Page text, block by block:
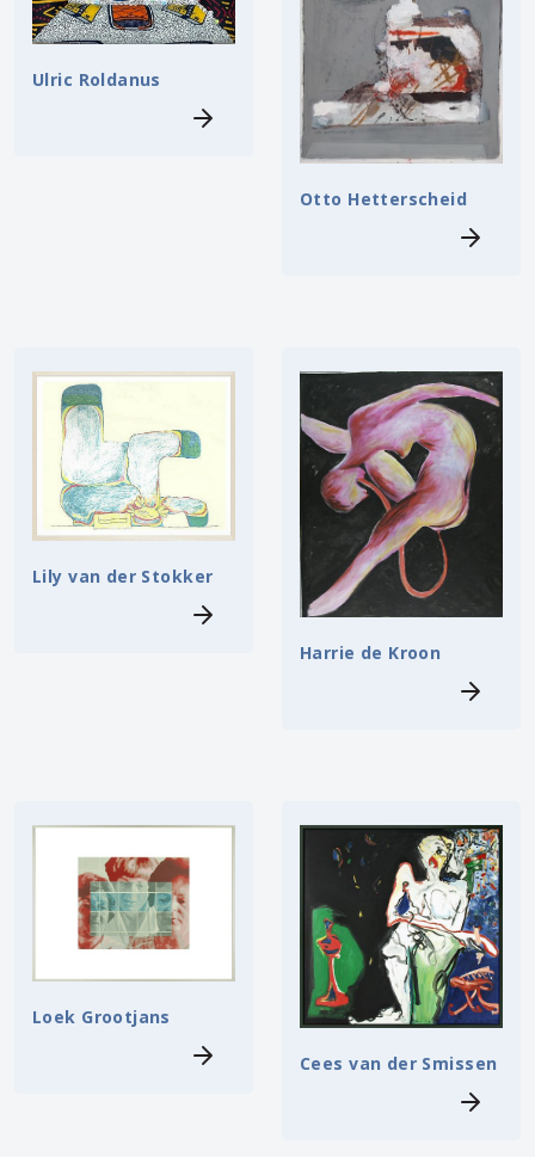
Ulric Roldanus
Otto Hetterscheid
Lily van der Stokker
Harrie de Kroon
Loek Grootjans
Cees van der Smissen